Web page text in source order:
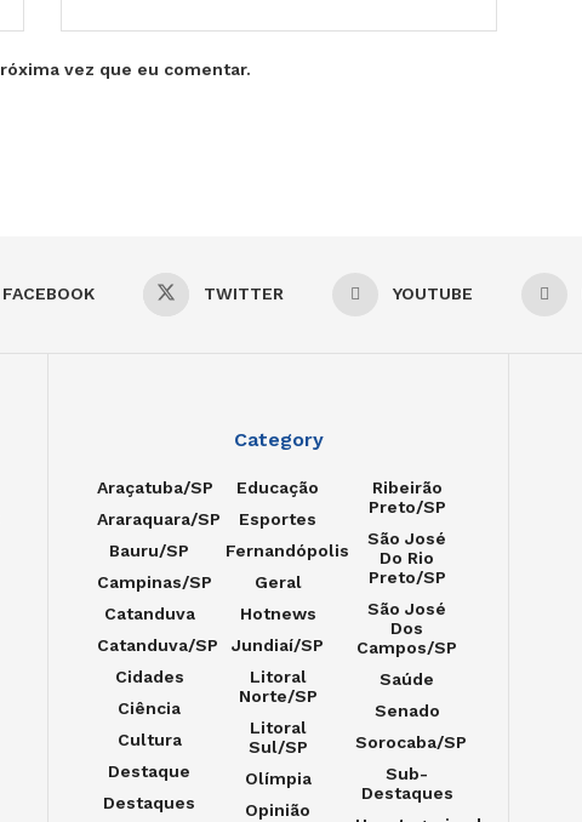
vez que eu comentar.
FACEBOOK TWITTER YOUTUBE
Category
Araçatuba/SP
Araraquara/SP
Bauru/SP
Campinas/SP
Catanduva
Catanduva/SP
Cidades
Ciência
Cultura
Destaque
Destaques
Educação
Esportes
Fernandópolis
Geral
Hotnews
Jundiaí/SP
Litoral
Norte/SP
Litoral
Sul/SP
Olímpia
Opinião
Ribeirão
Preto/SP
São José
Do Rio
Preto/SP
São José
Dos
Campos/SP
Saúde
Senado
Sorocaba/SP
Sub-
Destaques